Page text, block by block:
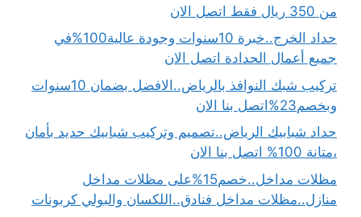
من 350 ريال فقط اتصل الان
حداد الخرج..خبرة 10سنوات وجودة عالية100%في
جميع أعمال الحدادة اتصل الان
تركيب شبك النوافذ بالرياض..الافضل بضمان 10سنوات
وبخصم23%اتصل بنا الان
حداد شبابيك الرياض..تصميم وتركيب شبابيك حديد بأمان
،متانة 100% اتصل بنا الان
مظلات مداخل..خصم15%على مظلات مداخل
منازل..مظلات مداخل فنادق..اللكسان والبولي كربونات